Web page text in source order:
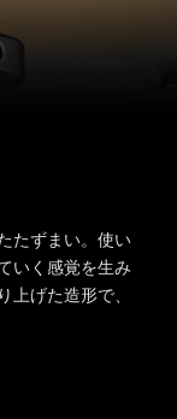
ずまい。 使い
いく感覚を生み
げた造形で、